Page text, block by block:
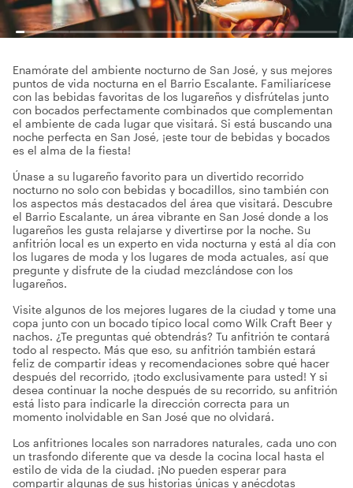
Enamórate del ambiente nocturno de San José, y sus mejores
puntos de vida nocturna en el Barrio Escalante. Familiarícese
con las bebidas favoritas de los lugareños y disfrútelas junto
con bocados perfectamente combinados que complementan
el ambiente de cada lugar que visitará. Si está buscando una
noche perfecta en San José, ¡este tour de bebidas y bocados
es el alma de la fiesta!
Únase a su lugareño favorito para un divertido recorrido
nocturno no solo con bebidas y bocadillos, sino también con
los aspectos más destacados del área que visitará. Descubre
el Barrio Escalante, un área vibrante en San José donde a los
lugareños les gusta relajarse y divertirse por la noche. Su
anfitrión local es un experto en vida nocturna y está al día con
los lugares de moda y los lugares de moda actuales, así que
pregunte y disfrute de la ciudad mezclándose con los
lugareños.
Visite algunos de los mejores lugares de la ciudad y tome una
copa junto con un bocado típico local como Wilk Craft Beer y
nachos. ¿Te preguntas qué obtendrás? Tu anfitrión te contará
todo al respecto. Más que eso, su anfitrión también estará
feliz de compartir ideas y recomendaciones sobre qué hacer
después del recorrido, ¡todo exclusivamente para usted! Y si
desea continuar la noche después de su recorrido, su anfitrión
está listo para indicarle la dirección correcta para un
momento inolvidable en San José que no olvidará.
Los anfitriones locales son narradores naturales, cada uno con
un trasfondo diferente que va desde la cocina local hasta el
estilo de vida de la ciudad. ¡No pueden esperar para
compartir algunas de sus historias únicas y anécdotas